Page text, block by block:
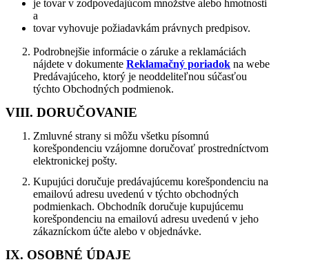
je tovar v zodpovedajúcom množstve alebo hmotnosti
a
tovar vyhovuje požiadavkám právnych predpisov.
Podrobnejšie informácie o záruke a reklamáciách
nájdete v dokumente Reklamačný poriadok na webe
Predávajúceho, ktorý je neoddeliteľnou súčasťou
týchto Obchodných podmienok.
VIII. DORUČOVANIE
Zmluvné strany si môžu všetku písomnú
korešpondenciu vzájomne doručovať prostredníctvom
elektronickej pošty.
Kupujúci doručuje predávajúcemu korešpondenciu na
emailovú adresu uvedenú v týchto obchodných
podmienkach. Obchodník doručuje kupujúcemu
korešpondenciu na emailovú adresu uvedenú v jeho
zákazníckom účte alebo v objednávke.
IX. OSOBNÉ ÚDAJE